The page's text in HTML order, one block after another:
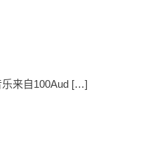
乐来自100Aud […]